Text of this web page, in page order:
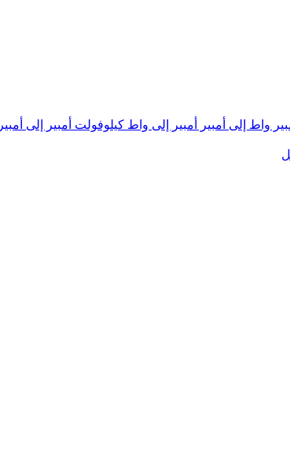
واط إلى أمبير أمبير إلى واط كيلوفولت أمبير إلى أمبير